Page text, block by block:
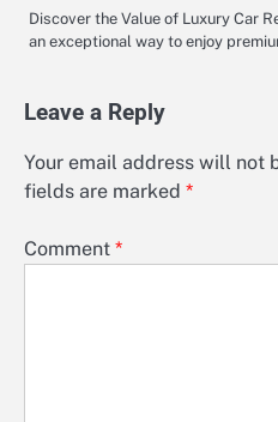
Discover the Value of Luxury Car
an exceptional way to enjoy
Leave a Reply
Your email address will not
fields are marked *
Comment *